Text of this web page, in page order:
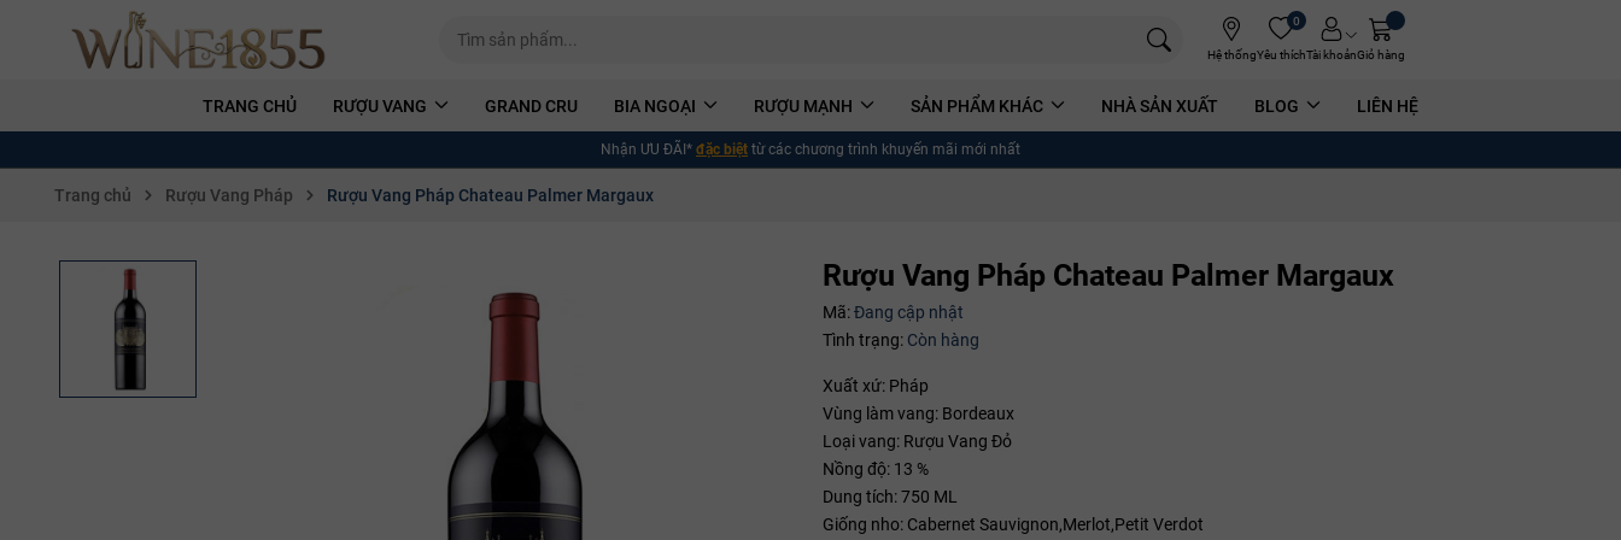
Hệ thống
0
Yêu thíchTài khoảnGiỏ hàng
TRANG CHỦ RƯỢU VANG GRAND CRU BIA NGOẠI RƯỢU MẠNH SẢN PHẨM KHÁC NHÀ SẢN XUẤT BLOG LIÊN HỆ
Nhận ƯU ĐÃI* đặc biệt từ các chương trình khuyến mãi mới nhất
Trang chủ Rượu Vang Pháp Rượu Vang Pháp Chateau Palmer Margaux
Rượu Vang Pháp Chateau Palmer Margaux
Mã:Đang cập nhật
Tình trạng: Còn hàng
Xuất xứ: Pháp
Vùng làm vang: Bordeaux
Loại vang: Rượu Vang Đỏ
Nồng độ: 13 %
Dung tích: 750 ML
Giống nho: Cabernet Sauvignon,Merlot,Petit Verdot